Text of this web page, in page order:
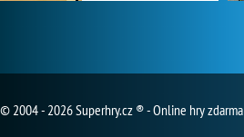
© 2004 - 2026 Superhry.cz ® - Online hry zdarma